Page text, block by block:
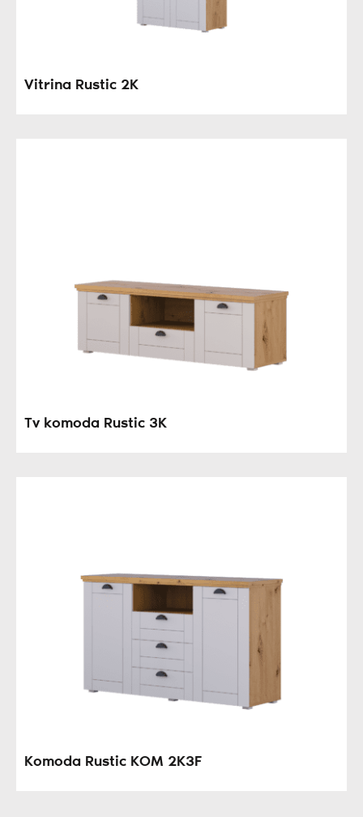
Vitrina Rustic 2K
Tv komoda Rustic 3K
Komoda Rustic KOM 2K3F